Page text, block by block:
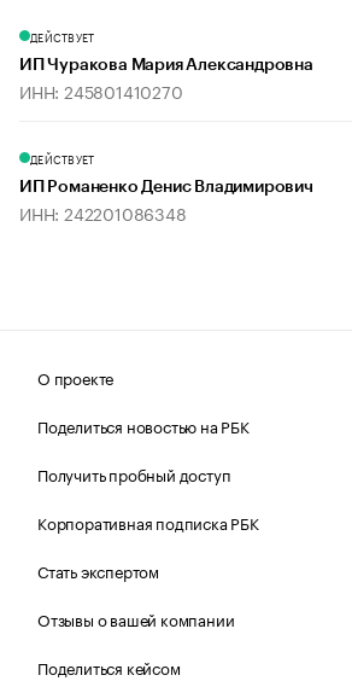
ДЕЙСТВУЕТ
ИП Чуракова Мария Александровна
ИНН: 245801410270
ДЕЙСТВУЕТ
ИП Романенко Денис Владимирович
ИНН: 242201086348
О проекте
Поделиться новостью на РБК
Получить пробный доступ
Корпоративная подписка РБК
Стать экспертом
Отзывы о вашей компании
Поделиться кейсом